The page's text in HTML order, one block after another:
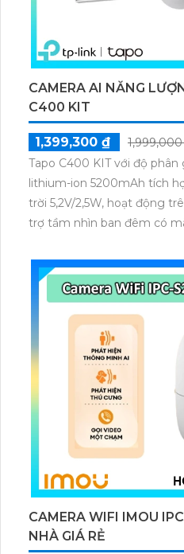
CAMERA AI NĂNG
C400 KIT
1,399,300 ₫
Tapo C400 KIT với độ phân
lithium-ion 5200mAh tích
trời 5,2V/2,5W, hoạt động
trợ tầm nhìn ban đêm có
dữ liệu qua thẻ microSD lên
CAMERA WIFI IMOU
NHÀ GIÁ RẺ